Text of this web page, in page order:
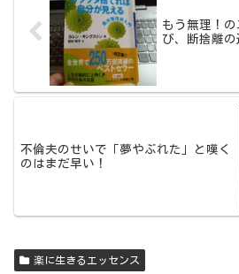
もう無理！
び、断捨離の
不倫夫のせいで「夢やぶれた」と嘆く
のはまだ早い！
楽に生きるエッセンス